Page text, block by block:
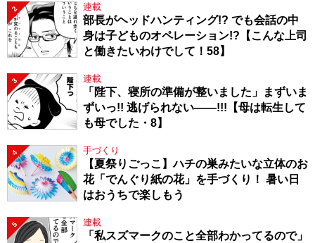
2 連載
部長がヘッドハンティング!? でも会話の中
身は子どものオペレーション!?【こんな上司
と働きたいわけでして！58】
3 連載
「陛下、寝所の準備が整いました」まずいま
ずいっ!! 逃げられない――!!!【母は転生して
も母でした・8】
4 手づくり
【夏祭りごっこ】ハチの巣みたいな立体のお
花「でんぐり紙の花」を手づくり！ 暑い日
はおうちで楽しもう
5 連載
「私スズマークのこと全部わかってるので」